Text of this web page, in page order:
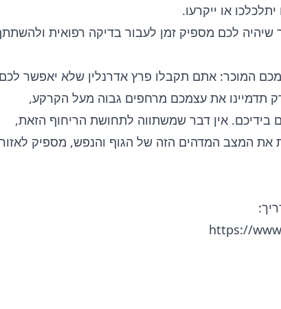
או ייקרעו.
שיהיה לכם מספיק זמן לעבור בדיקה רפואית
המוכר: אתם תקבלו פרץ אדרנלין שלא יאפשר לכם
תדמיינו את עצמכם מרחפים גבוה מעל הקרקע,
בידיכם. אין דבר שמשתווה לתחושת הריחוף הזאת,
את המצב המדהים הזה של הגוף והנפש, מספיק לאזור
https://